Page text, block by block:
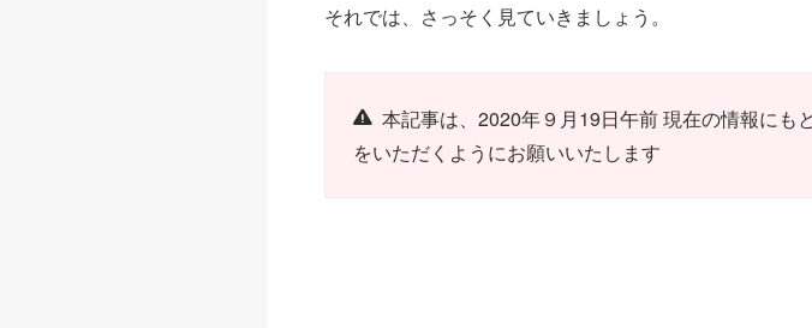
それでは、さっそく見ていきましょう。
本記事は、2020年９月19日午前 現在の情報に
をいただくようにお願いいたします